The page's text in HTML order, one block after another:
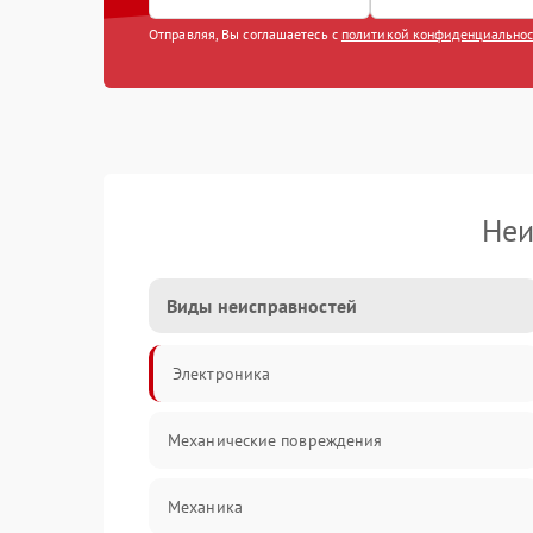
Отправляя, Вы соглашаетесь с политикой
Виды неисправностей
Электроника
Механические повреждения
Механика